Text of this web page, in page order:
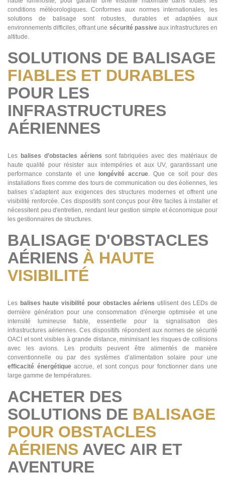
conditions météorologiques. Conformes aux normes internationales, les
solutions de balisage sont robustes, durables et adaptées aux
environnements difficiles, offrant une sécurité passiveaux infrastructures en
altitude.
SOLUTIONS DE BALISAGE
FIABLES ET DURABLES
POUR LES
INFRASTRUCTURES
AÉRIENNES
Les balises d’obstacles aériens sont fabriquées avec des matériaux de
haute qualité pour résister aux intempéries et aux UV, garantissant une
performance constante et une
longévité accrue. Que ce soit pour des
installations fixes comme des tours de communication ou des éoliennes, les
balises s’adaptent aux exigences des structures modernes et offrent une
visibilité renforcée. Ces dispositifs sont conçus pour être faciles à installer et
nécessitent peu d'entretien, rendant leur gestion simple et économique pour
les gestionnaires de structures.
BALISAGE D'OBSTACLES
AÉRIENS À HAUTE
VISIBILITÉ
Les balises haute visibilité pour obstacles aériens utilisent des LEDs de
dernière génération pour une consommation d'énergie optimisée et une
intensité lumineuse fiable, essentielle pour la signalisation des
infrastructures aériennes. Ces dispositifs répondent aux normes de sécurité
OACI et sont visibles à grande distance, minimisant les risques de collisions
avec les avions. Les produits peuvent être alimentés de manière
conventionnelle ou par des systèmes d’alimentation solaire pour une
efficacité énergétiqueaccrue, et sont conçus pour fonctionner dans une
large gamme de températures.
ACHETER DES
SOLUTIONS DE BALISAGE
POUR OBSTACLES
AÉRIENS AVEC AIR ET
AVENTURE